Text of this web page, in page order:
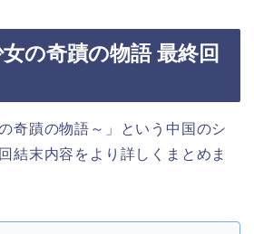
の奇蹟の物語 最終回
奇蹟の物語～」という中国のシ
結末内容をより詳しくまとめま